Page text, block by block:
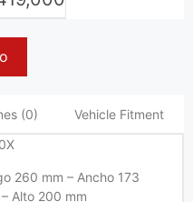
(0)
Vehicle Fitment
260 mm – Ancho 173
Alto 200 mm